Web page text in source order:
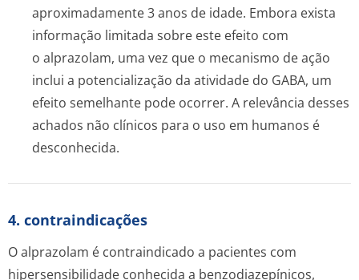
aproximadamente 3 anos de idade. Embora exista
informação limitada sobre este efeito com
o alprazolam, uma vez que o mecanismo de ação
inclui a potencialização da atividade do GABA, um
efeito semelhante pode ocorrer. A relevância desses
achados não clínicos para o uso em humanos é
desconhecida.
4. contraindicações
O alprazolam é contraindicado a pacientes com
hipersensibilidade conhecida a benzodiazepínicos,